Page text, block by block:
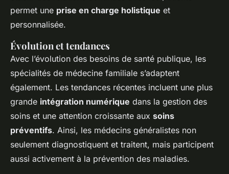
permet une prise en charge holistique et
personnalisée.
Évolution et tendances
Avec l’évolution des besoins de santé publique, les
spécialités de médecine familiale s’adaptent
également. Les tendances récentes incluent une plus
grande intégration numérique dans la gestion des
soins et une attention croissante aux soins
préventifs. Ainsi, les médecins généralistes non
seulement diagnostiquent et traitent, mais participent
aussi activement à la prévention des maladies.